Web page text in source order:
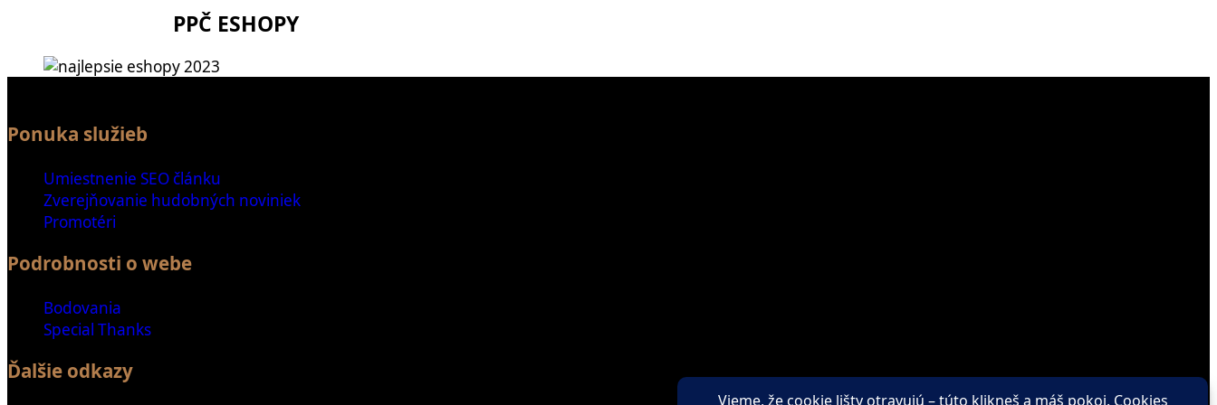
PPČ ESHOPY
Ponuka služieb
Umiestnenie SEO článku
Zverejňovanie hudobných noviniek
Promotéri
Podrobnosti o webe
Bodovania
Special Thanks
Ďalšie odkazy